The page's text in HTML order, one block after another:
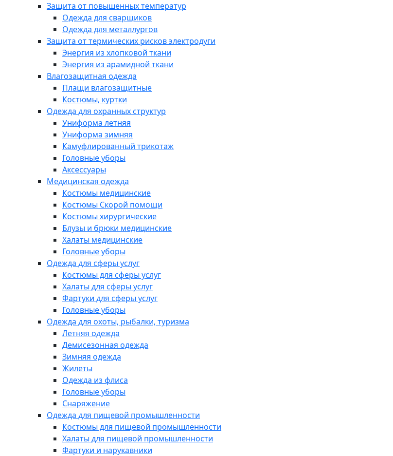
Защита от повышенных температур
Одежда для сварщиков
Одежда для металлургов
Защита от термических рисков электродуги
Энергия из хлопковой ткани
Энергия из арамидной ткани
Влагозащитная одежда
Плащи влагозащитные
Костюмы, куртки
Одежда для охранных структур
Униформа летняя
Униформа зимняя
Камуфлированный трикотаж
Головные уборы
Аксессуары
Медицинская одежда
Костюмы медицинские
Костюмы Скорой помощи
Костюмы хирургические
Блузы и брюки медицинские
Халаты медицинские
Головные уборы
Одежда для сферы услуг
Костюмы для сферы услуг
Халаты для сферы услуг
Фартуки для сферы услуг
Головные уборы
Одежда для охоты, рыбалки, туризма
Летняя одежда
Демисезонная одежда
Зимняя одежда
Жилеты
Одежда из флиса
Головные уборы
Снаряжение
Одежда для пищевой промышленности
Костюмы для пищевой промышленности
Халаты для пищевой промышленности
Фартуки и нарукавники